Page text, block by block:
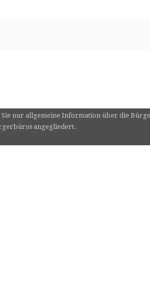
nur allgemeine Information über die
angegliedert.